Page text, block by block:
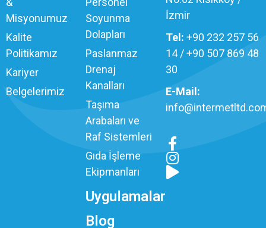
Misyonumuz
Kalite
Politikamız
Kariyer
Belgelerimiz
Soyunma
Dolapları
Paslanmaz
Drenaj
Kanalları
Taşıma
Arabaları ve
Raf Sistemleri
Gıda İşleme
Ekipmanları
Uygulamalar
Blog
İzmir
Tel: +90 232 257 56
14 / +90 507 869 48
30
E-Mail: